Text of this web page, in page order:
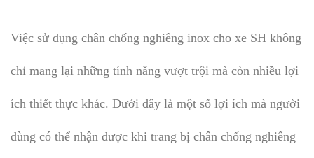
Việc sử dụng chân chống nghiêng inox cho xe SH không
chỉ mang lại những tính năng vượt trội mà còn nhiều lợi
ích thiết thực khác. Dưới đây là một số lợi ích mà người
dùng có thể nhận được khi trang bị chân chống nghiêng